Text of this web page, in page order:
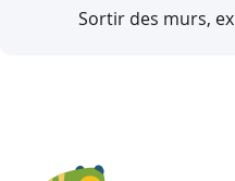
Sortir des murs,